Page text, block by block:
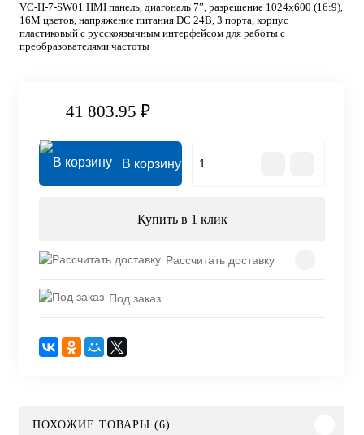
VC-H-7-SW01 HMI панель, диагональ 7”, разрешение 1024х600 (16:9),
16M цветов, напряжение питания DC 24В, 3 порта, корпус
пластиковый с русскоязычным интерфейсом для работы с
преобразователями частоты
41 803.95 ₽
В корзину
Купить в 1 клик
Рассчитать доставку
Под заказ
ПОХОЖИЕ ТОВАРЫ (6)